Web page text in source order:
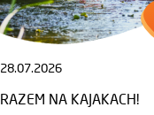
28.07.2026
RAZEM NA KAJAKACH!